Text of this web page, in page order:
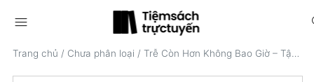
menu
Trang chủ / Chưa phân loại / Trễ Còn Hơn Không Bao Giờ – Tập 1